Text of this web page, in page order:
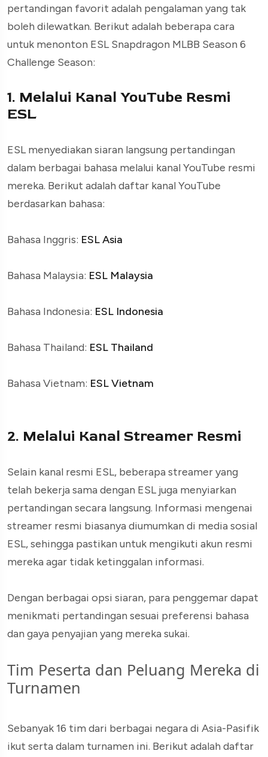
pertandingan favorit adalah pengalaman yang tak
boleh dilewatkan. Berikut adalah beberapa cara
untuk menonton ESL Snapdragon MLBB Season 6
Challenge Season:
1. Melalui Kanal YouTube Resmi
ESL
ESL menyediakan siaran langsung pertandingan
dalam berbagai bahasa melalui kanal YouTube resmi
mereka. Berikut adalah daftar kanal YouTube
berdasarkan bahasa:
Bahasa Inggris: ESL Asia
Bahasa Malaysia: ESL Malaysia
Bahasa Indonesia: ESL Indonesia
Bahasa Thailand: ESL Thailand
Bahasa Vietnam: ESL Vietnam
2. Melalui Kanal Streamer Resmi
Selain kanal resmi ESL, beberapa streamer yang
telah bekerja sama dengan ESL juga menyiarkan
pertandingan secara langsung. Informasi mengenai
streamer resmi biasanya diumumkan di media sosial
ESL, sehingga pastikan untuk mengikuti akun resmi
mereka agar tidak ketinggalan informasi.
Dengan berbagai opsi siaran, para penggemar dapat
menikmati pertandingan sesuai preferensi bahasa
dan gaya penyajian yang mereka sukai.
Tim Peserta dan Peluang Mereka di
Turnamen
Sebanyak 16 tim dari berbagai negara di Asia-Pasifik
ikut serta dalam turnamen ini. Berikut adalah daftar